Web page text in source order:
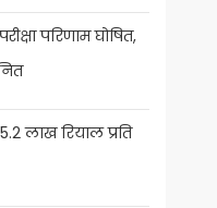
परिणाम घोषित,
लाख रियाल प्रति